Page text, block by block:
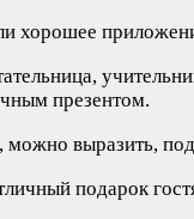
хорошее
презентом.
выразить,
подарок